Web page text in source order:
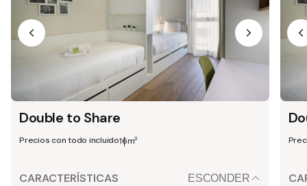
Double to Share
Precios con todo incluido16m2
CARACTERÍSTICAS ESCONDER